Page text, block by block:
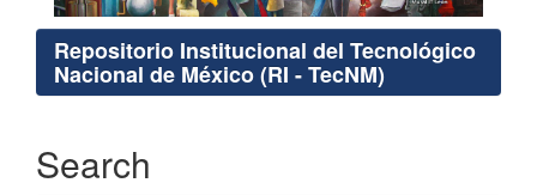
Repositorio Institucional del Tecnológico
Nacional de México (RI - TecNM)
Search